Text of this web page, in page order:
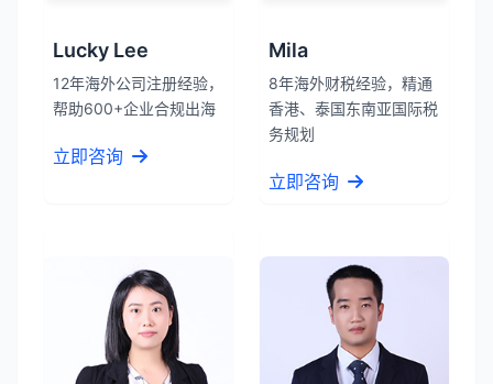
Lucky Lee
12年海外公司注册经验，
帮助600+企业合规出海
立即咨询
Mila
8年海外财税经验，精通
香港、泰国东南亚国际税
务规划
立即咨询